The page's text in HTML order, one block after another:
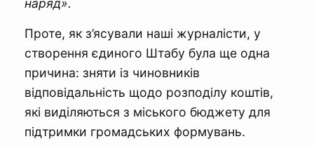
наряд».
Проте, як з’ясували наші журналісти, у
створення єдиного Штабу була ще одна
причина: зняти із чиновників
відповідальність щодо розподілу коштів,
які виділяються з міського бюджету для
підтримки громадських формувань.